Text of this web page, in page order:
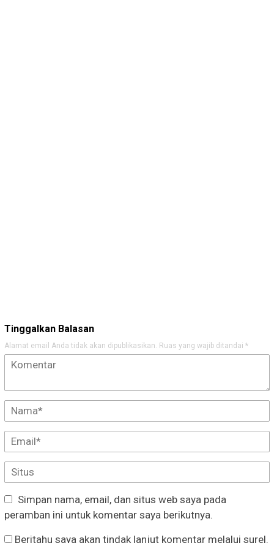
Tinggalkan Balasan
Alamat email Anda tidak akan dipublikasikan. Ruas yang wajib ditandai *
Simpan nama, email, dan situs web saya pada
peramban ini untuk komentar saya berikutnya.
Beritahu saya akan tindak lanjut komentar melalui surel.